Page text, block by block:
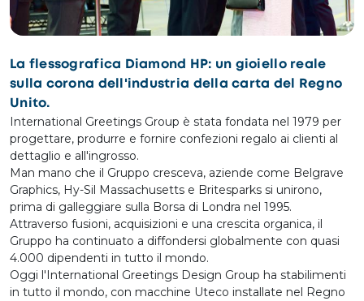
La flessografica Diamond HP: un gioiello reale
sulla corona dell'industria della carta del Regno
Unito.
International Greetings Group è stata fondata nel 1979 per
progettare, produrre e fornire confezioni regalo ai clienti al
dettaglio e all'ingrosso.
Man mano che il Gruppo cresceva, aziende come Belgrave
Graphics, Hy-Sil Massachusetts e Britesparks si unirono,
prima di galleggiare sulla Borsa di Londra nel 1995.
Attraverso fusioni, acquisizioni e una crescita organica, il
Gruppo ha continuato a diffondersi globalmente con quasi
4.000 dipendenti in tutto il mondo.
Oggi l'International Greetings Design Group ha stabilimenti
in tutto il mondo, con macchine Uteco installate nel Regno